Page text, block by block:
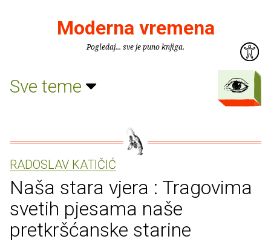
Moderna vremena
Pogledaj... sve je puno knjiga.
Sve teme
RADOSLAV KATIČIĆ
Naša stara vjera : Tragovima
svetih pjesama naše
pretkršćanske starine